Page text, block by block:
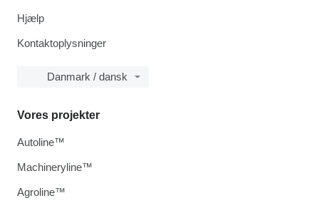
Hjælp
Kontaktoplysninger
Danmark / dansk
Vores projekter
Autoline™
Machineryline™
Agroline™